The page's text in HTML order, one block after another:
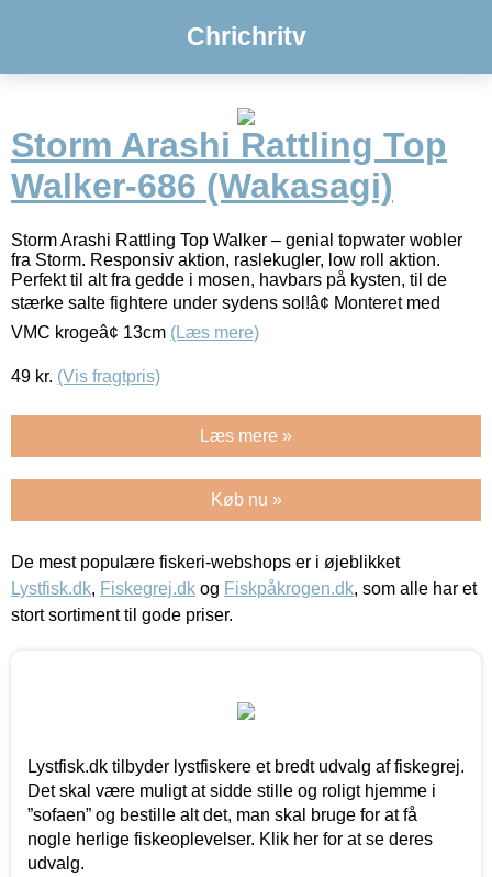
Chrichritv
Storm Arashi Rattling Top
Walker-686 (Wakasagi)
Storm Arashi Rattling Top Walker – genial topwater wobler
fra Storm. Responsiv aktion, raslekugler, low roll aktion.
Perfekt til alt fra gedde i mosen, havbars på kysten, til de
stærke salte fightere under sydens sol!â¢ Monteret med
VMC krogeâ¢ 13cm (Læs mere)
49 kr. (Vis fragtpris)
Læs mere »
Køb nu »
De mest populære fiskeri-webshops er i øjeblikket
Lystfisk.dk, Fiskegrej.dk og Fiskpåkrogen.dk, som alle har et
stort sortiment til gode priser.
Lystfisk.dk tilbyder lystfiskere et bredt udvalg af fiskegrej.
Det skal være muligt at sidde stille og roligt hjemme i
”sofaen” og bestille alt det, man skal bruge for at få
nogle herlige fiskeoplevelser. Klik her for at se deres
udvalg.